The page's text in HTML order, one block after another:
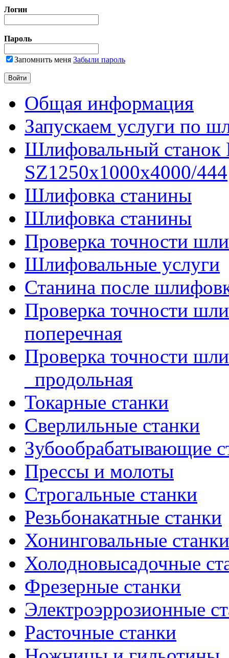
Логин
Пароль
Запомнить меня Забыли пароль
Общая информация
Запускаем услуги по
Шлифовальный
SZ1250x1000x4000/444
Шлифовка станины
Шлифовка станины
Проверка точности
Шлифовальные услуги
Станина после
Проверка точности
поперечная
Проверка точности
_продольная
Токарные станки
Сверлильные станки
Зубообрабатывающие
Прессы и молоты
Строгальные станки
Резьбонакатные станки
Хонинговальные станки
Холодновысадочные
Фрезерные станки
Электроэррозионные
Расточные станки